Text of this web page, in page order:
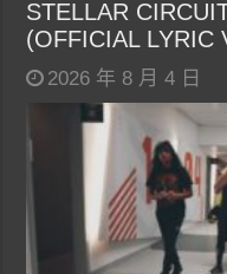
STELLAR
(OFFICIAL LYRIC
2026 年 8 月 4 日